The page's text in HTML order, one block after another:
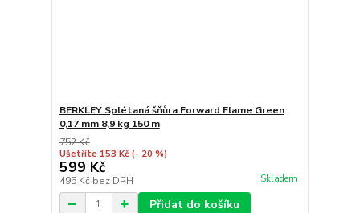
BERKLEY Splétaná šňůra Forward Flame Green
0,17 mm 8,9 kg 150 m
752 Kč
Ušetříte 153 Kč (- 20 %)
599 Kč
495 Kč bez DPH Skladem
Přidat do košíku